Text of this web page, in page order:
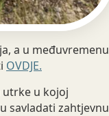
a u međuvremenu
OVDJE.
utrke u kojoj
savladati zahtjevnu